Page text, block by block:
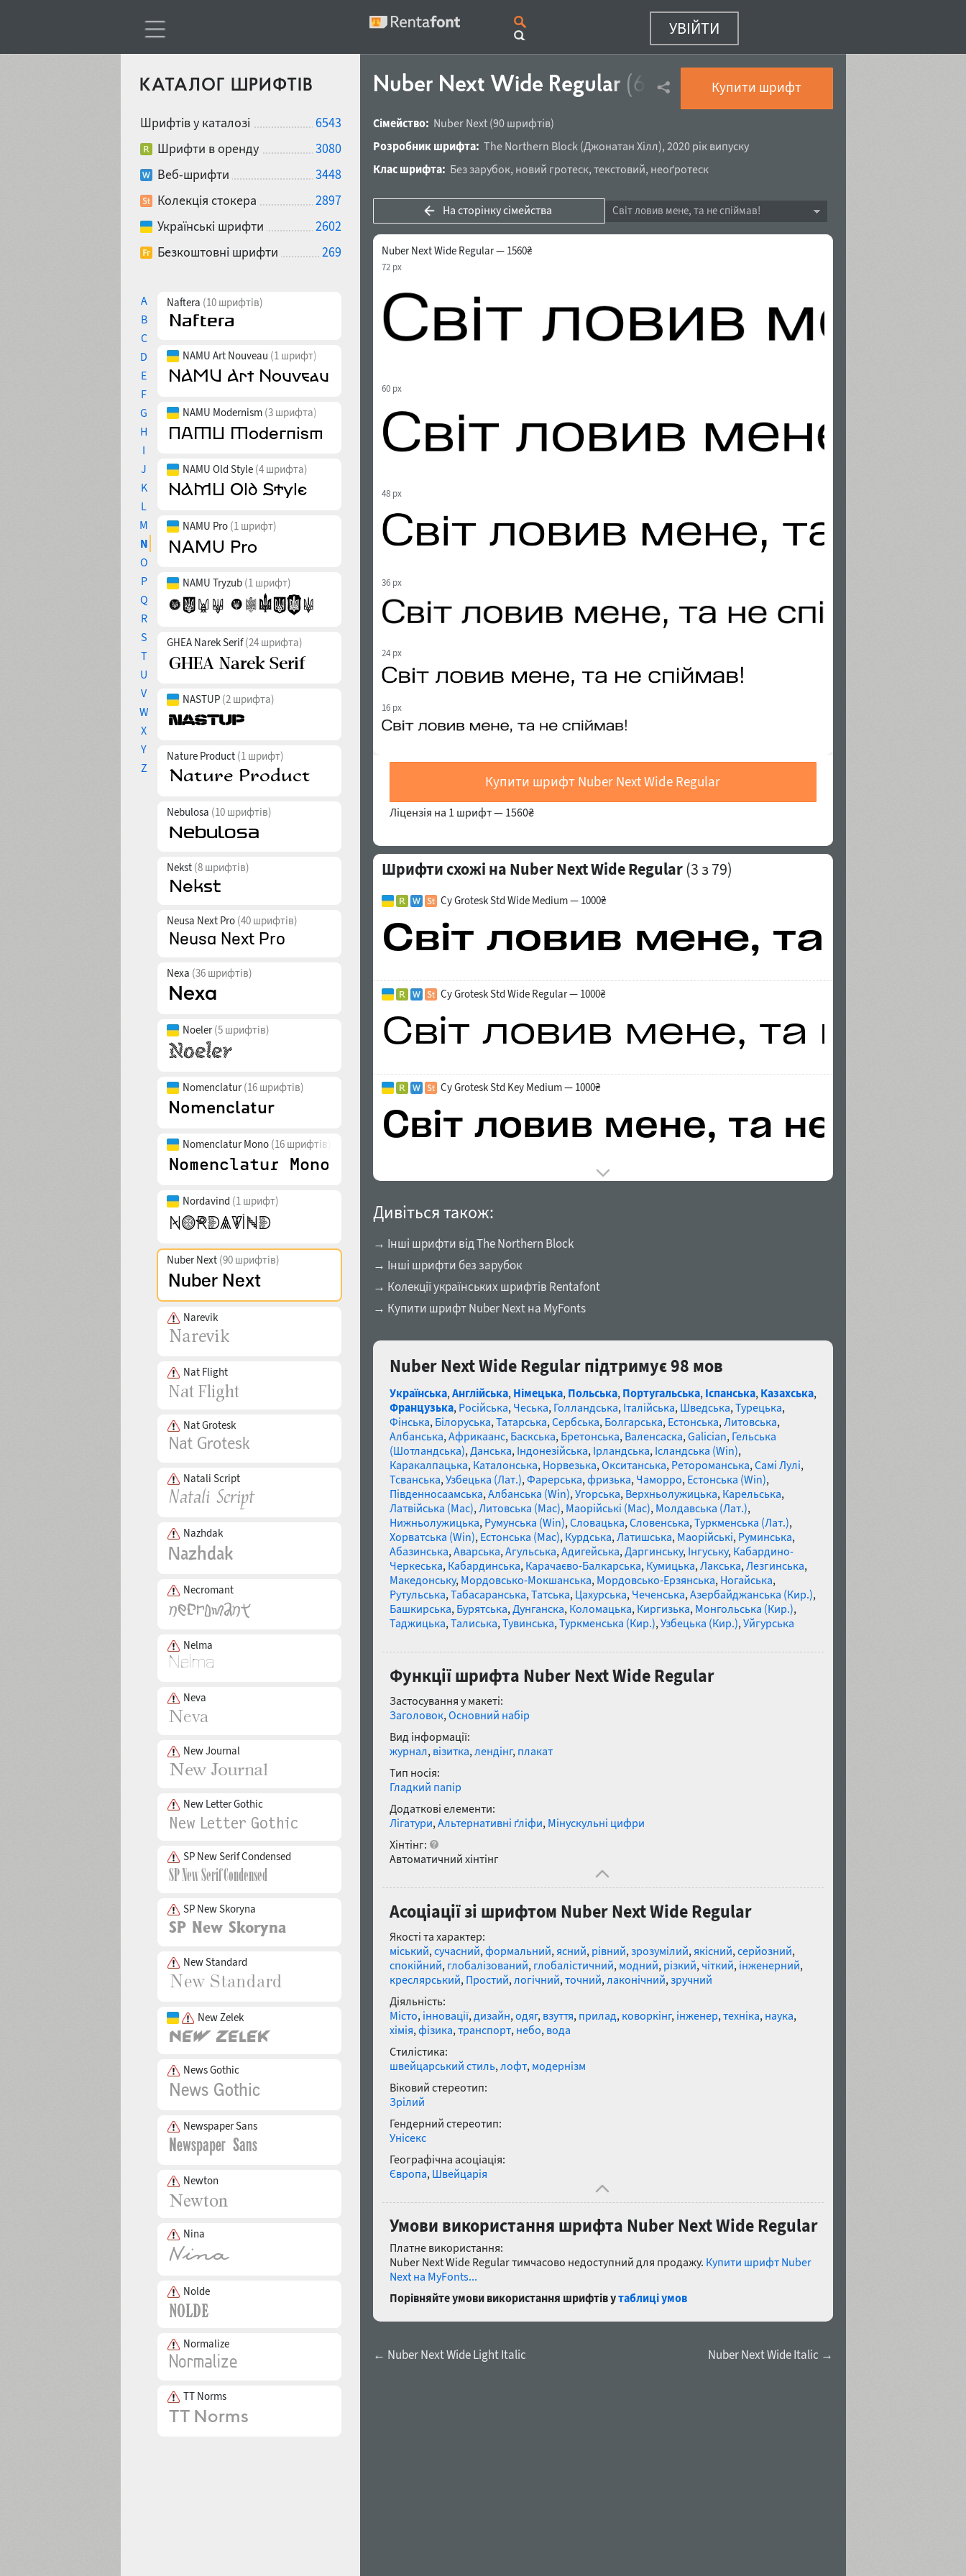
УВІЙТИ
КАТАЛОГ ШРИФТІВ
Шрифтів у каталозі
6543
Шрифти в оренду
3080
Веб-шрифти
3448
Колекція стокера
2897
Українські шрифти
2602
Безкоштовні шрифти
269
A
B
C
D
E
F
G
H
I
J
K
L
M
N
O
P
Q
R
S
T
U
V
W
X
Y
Z
Naftera (10 шрифтів)
NAMU Art Nouveau (1 шрифт)
NAMU Modernism (3 шрифта)
NAMU Old Style (4 шрифта)
NAMU Pro (1 шрифт)
NAMU Tryzub (1 шрифт)
GHEA Narek Serif(24 шрифта)
NASTUP (2 шрифта)
Nature Product (1 шрифт)
Nebulosa (10 шрифтів)
Nekst (8 шрифтів)
Neusa Next Pro (40 шрифтів)
Nexa (36 шрифтів)
Noeler(5 шрифтів)
Nomenclatur(16 шрифтів)
Nomenclatur Mono (16 шрифтів)
Nordavind (1 шрифт)
Nuber Next (90 шрифтів)
Narevik
Nat Flight
Nat Grotesk
Natali Script
Nazhdak
Necromant
Nelma
Neva
New Journal
New Letter Gothic
SP New Serif Condensed
SP New Skoryna
New Standard
New Zelek
News Gothic
Newspaper Sans
Newton
Nina
Nolde
Normalize
TT Norms
Nuber Next Wide Regular (63 з 90) Купити шрифт
Сімейство: Nuber Next (90 шрифтів)
Розробник шрифта: The Northern Block(Джонатан Хілл), 2020 рік випуску
Клас шрифта: Без зарубок, новий гротеск, текстовий, неоґротеск
На сторінку сімейства Світ ловив мене, та не спіймав!
Nuber Next Wide Regular — 1560₴
72 px
60 px
48 px
36 px
24 px
16 px
Купити шрифт Nuber Next Wide Regular
Ліцензія на 1 шрифт — 1560₴
Шрифти схожі на Nuber Next Wide Regular(3 з 79)
Cy Grotesk Std Wide Medium — 1000₴
Cy Grotesk Std Wide Regular — 1000₴
Cy Grotesk Std Key Medium — 1000₴
Дивіться також:
→ Інші шрифти від The Northern Block
→ Інші шрифти без зарубок
→ Колекції українських шрифтів Rentafont
→ Купити шрифт Nuber Next на MyFonts
Nuber Next Wide Regular підтримує 98 мов
Українська,Англійська, Німецька, Польська, Португальська, Іспанська, Казахська,
Французька, Російська, Чеська, Голландська, Італійська, Шведська,Турецька,
Фінська, Білоруська,Татарська,Сербська, Болгарська, Естонська,Литовська,
Албанська,Африкаанс, Баскська, Бретонська, Валенсаска,Galician, Гельська
(Шотландська),Данська, Індонезійська, Ірландська, Ісландська (Win),
Каракалпацька, Каталонська, Норвезька,Окситанська, Ретороманська,Самі Лулі,
Тсванська,Узбецька (Лат.),Фарерська,фризька, Чаморро, Естонська (Win),
Південносаамська,Албанська (Win),Угорська, Верхньолужицька, Карельська,
Латвійська (Mac),Литовська (Mac), Маорійські (Mac), Молдавська (Лат.),
Нижньолужицька, Румунська (Win),Словацька,Словенська,Туркменська (Лат.),
Хорватська (Win), Естонська (Mac), Курдська,Латишська, Маорійські, Руминська,
Абазинська,Аварська,Агульська,Адигейська,Даргинську, Інгуську, Кабардино-
Черкеська, Кабардинська, Карачаєво-Балкарська, Кумицька,Лакська,Лезгинська,
Македонську, Мордовсько-Мокшанська, Мордовсько-Ерзянська, Ногайська,
Рутульська,Табасаранська,Татська, Цахурська, Чеченська,Азербайджанська (Кир.),
Башкирська, Бурятська,Дунганска, Коломацька, Киргизька, Монгольська (Кир.),
Таджицька,Талиська,Тувинська,Туркменська (Кир.),Узбецька (Кир.),Уйгурська
Функції шрифта Nuber Next Wide Regular
Застосування у макеті:
Заголовок,Основний набір
Вид інформації:
журнал, візитка,лендінг, плакат
Тип носія:
Гладкий папір
Додаткові елементи:
Лігатури,Альтернативні ґліфи, Мінускульні цифри
Хінтінг:
Автоматичний хінтінг
Асоціації зі шрифтом Nuber Next Wide Regular
Якості та характер:
міський,сучасний,формальний,ясний, рівний,зрозумілий,якісний,серйозний,
спокійний, глобалізований, глобалістичний, модний, різкий, чіткий, інженерний,
креслярський, Простий,логічний,точний,лаконічний,зручний
Діяльність:
Місто, інновації,дизайн,одяг, взуття, прилад, коворкінг, інженер,техніка, наука,
хімія,фізика,транспорт, небо, вода
Стилістика:
швейцарський стиль,лофт, модернізм
Віковий стереотип:
Зрілий
Гендерний стереотип:
Унісекс
Географічна асоціація:
Європа, Швейцарія
Умови використання шрифта Nuber Next Wide Regular
Платне використання:
Nuber Next Wide Regular тимчасово недоступний для продажу. Купити шрифт Nuber
Next на MyFonts...
Порівняйте умови використання шрифтів утаблиці умов
← Nuber Next Wide Light Italic Nuber Next Wide Italic →